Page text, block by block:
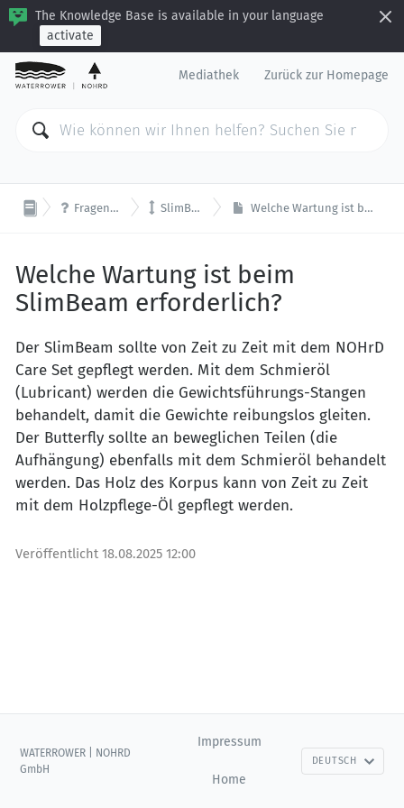
The Knowledge Base is available in your language
activate
Mediathek Zurück zur Homepage
 Fragen & Antworten  SlimBeam Seilzug Welche Wartung ist beim SlimBeam erforderlich?
Welche Wartung ist beim
SlimBeam erforderlich?
Der SlimBeam sollte von Zeit zu Zeit mit dem NOHrD
Care Set gepflegt werden. Mit dem Schmieröl
(Lubricant) werden die Gewichtsführungs-Stangen
behandelt, damit die Gewichte reibungslos gleiten.
Der Butterfly sollte an beweglichen Teilen (die
Aufhängung) ebenfalls mit dem Schmieröl behandelt
werden. Das Holz des Korpus kann von Zeit zu Zeit
mit dem Holzpflege-Öl gepflegt werden.
Veröffentlicht 18.08.2025 12:00
WATERROWER | NOHRD
GmbH
Impressum
Home
DEUTSCH